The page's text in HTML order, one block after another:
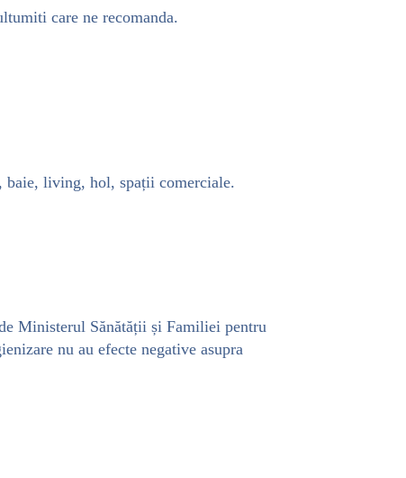
care ne recomanda.
baie, living, hol, spații comerciale.
Ministerul Sănătății și Familiei pentru
nu au efecte negative asupra